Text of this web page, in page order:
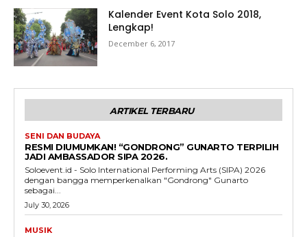
Kalender Event Kota Solo 2018,
Lengkap!
December 6, 2017
ARTIKEL TERBARU
SENI DAN BUDAYA
RESMI DIUMUMKAN! “GONDRONG” GUNARTO TERPILIH
JADI AMBASSADOR SIPA 2026.
Soloevent.id - Solo International Performing Arts (SIPA) 2026
dengan bangga memperkenalkan "Gondrong" Gunarto
sebagai...
July 30, 2026
MUSIK